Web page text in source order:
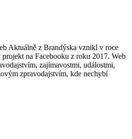
Aktuálně z Brandýska vznikl v roce
projekt na Facebooku z roku 2017. Web
zajímavostmi, událostmi,
zpravodajstvím, kde nechybí